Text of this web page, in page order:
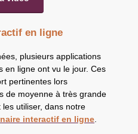
en ligne
plusieurs applications
en ligne ont vu le jour. Ces
pertinentes lors
de moyenne à très grande
utiliser, dans notre
interactif en ligne